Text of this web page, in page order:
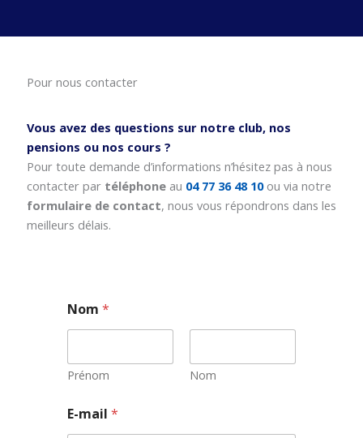
Pour nous contacter
Vous avez des questions sur notre club, nos
pensions ou nos cours ?
Pour toute demande d’informations n’hésitez pas à nous
contacter par téléphoneau 04 77 36 48 10 ou via notre
formulaire de contact, nous vous répondrons dans les
meilleurs délais.
Nom*
Prénom Nom
-
m
E-mail*